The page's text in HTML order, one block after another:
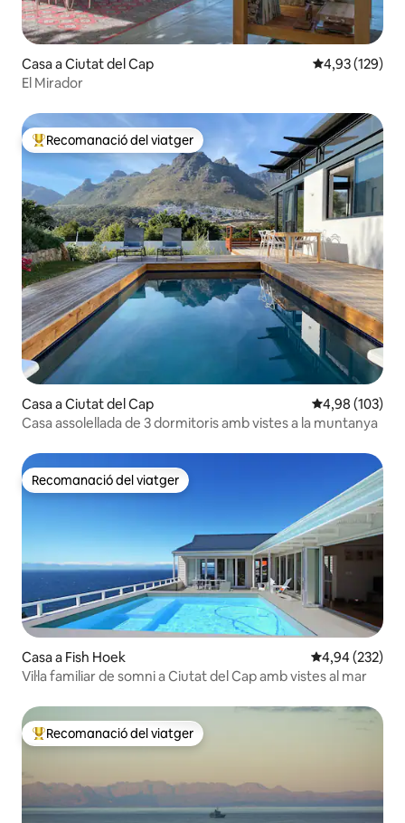
Casa a Ciutat del Cap 4,93 de
4,93 (129)
El Mirador
Principals recomanacions dels viatgers
Recomanació del viatger
Casa a Ciutat del Cap 4,98 de
4,98 (103)
Casa assolellada de 3 dormitoris amb vistes a la muntanya
Recomanació del viatger
Recomanació del viatger
Casa a Fish Hoek 4,94 de
4,94 (232)
Vil·la familiar de somni a Ciutat del Cap amb vistes al mar
Principals recomanacions dels viatgers
Recomanació del viatger